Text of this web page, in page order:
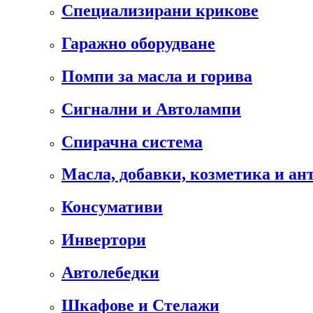
Специализирани крикове
Гаражно оборудване
Помпи за масла и горива
Сигнални и Автолампи
Спирачна система
Масла, добавки, козметика и
Консумативи
Инвертори
Автолебедки
Шкафове и Стелажи